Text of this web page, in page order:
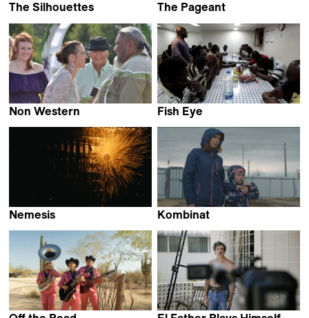
The Silhouettes
The Pageant
Non Western
Fish Eye
Nemesis
Kombinat